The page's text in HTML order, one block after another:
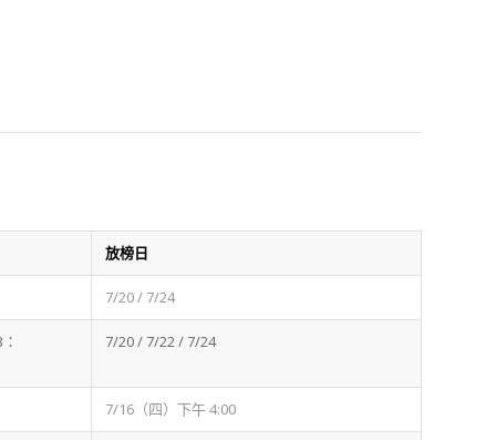
放榜日
7/20 / 7/24
7/20 / 7/22 / 7/24
7/16（四）下午 4:00